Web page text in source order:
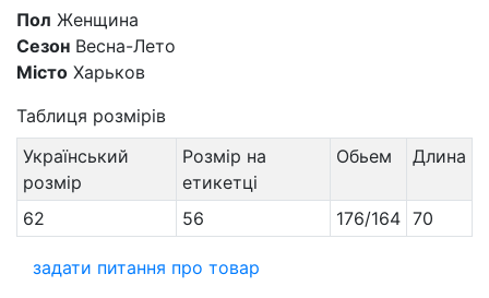
Пол Женщина
Сезон Весна-Лето
Місто Харьков
Таблиця розмірів
Український
розмір
Розмір на
етикетці
Обьем Длина
62 56 176/164 70
задати питання про товар